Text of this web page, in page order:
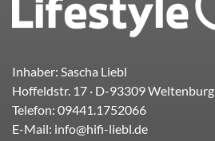
Inhaber: Sascha Liebl
Hoffeldstr. 17 · D-93309Weltenburg
Telefon: 09441.1752066
E-Mail: info@hifi-liebl.de